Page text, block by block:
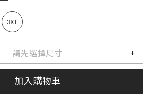
3XL
請先選擇尺寸 +
加入購物車